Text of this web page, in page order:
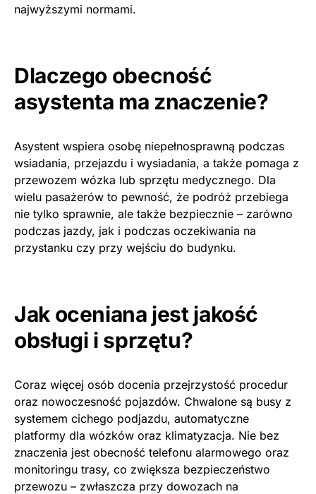
najwyższymi normami.
Dlaczego obecność
asystenta ma znaczenie?
Asystent wspiera osobę niepełnosprawną podczas
wsiadania, przejazdu i wysiadania, a także pomaga z
przewozem wózka lub sprzętu medycznego. Dla
wielu pasażerów to pewność, że podróż przebiega
nie tylko sprawnie, ale także bezpiecznie – zarówno
podczas jazdy, jak i podczas oczekiwania na
przystanku czy przy wejściu do budynku.
Jak oceniana jest jakość
obsługi i sprzętu?
Coraz więcej osób docenia przejrzystość procedur
oraz nowoczesność pojazdów. Chwalone są busy z
systemem cichego podjazdu, automatyczne
platformy dla wózków oraz klimatyzacja. Nie bez
znaczenia jest obecność telefonu alarmowego oraz
monitoringu trasy, co zwiększa bezpieczeństwo
przewozu – zwłaszcza przy dowozach na